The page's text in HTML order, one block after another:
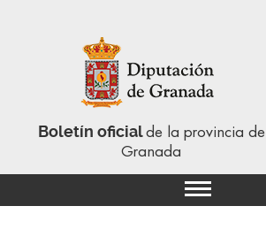
Boletín oficialde la provincia de
Granada